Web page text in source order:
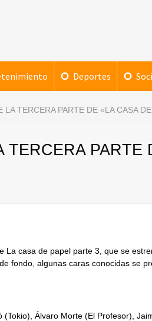
Deportes
TERCERA PARTE DE «LA CASA
PARTE
La casa de papel parte 3, que se
fondo, algunas caras conocidas se
Álvaro Morte (El Profesor),